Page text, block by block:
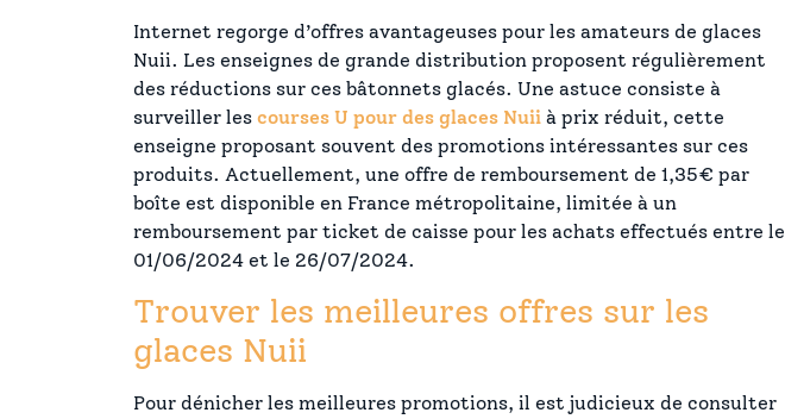
Internet regorge d’offres avantageuses pour les amateurs de glaces
Nuii. Les enseignes de grande distribution proposent régulièrement
des réductions sur ces bâtonnets glacés. Une astuce consiste à
surveiller les courses U pour des glaces Nuii à prix réduit, cette
enseigne proposant souvent des promotions intéressantes sur ces
produits. Actuellement, une offre de remboursement de 1,35€ par
boîte est disponible en France métropolitaine, limitée à un
remboursement par ticket de caisse pour les achats effectués entre le
01/06/2024 et le 26/07/2024.
Trouver les meilleures offres sur les
glaces Nuii
Pour dénicher les meilleures promotions, il est judicieux de consulter